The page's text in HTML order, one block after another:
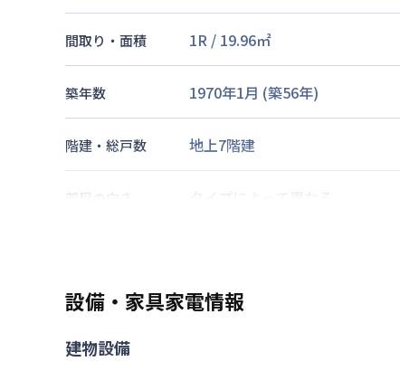
間取り・面積 1R / 19.96㎡
築年数 1970年1月 (築56年)
階建・総戸数 地上7階建
部屋の向き タイプによって異なる
福岡市七隈線
駐車場
設備・家具家電情報
建物設備